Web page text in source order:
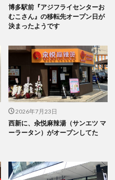
博多駅前『アジフライセンターお
むこさん』の移転先オープン日が
決まったようです
2026年7月23日
西新に、汆悦麻辣湯（サンエツ マ
ーラータン）がオープンしてた